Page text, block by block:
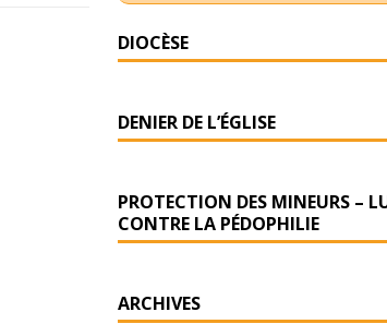
DIOCÈSE
DENIER DE L’ÉGLISE
PROTECTION DES MINEURS –
CONTRE LA PÉDOPHILIE
ARCHIVES